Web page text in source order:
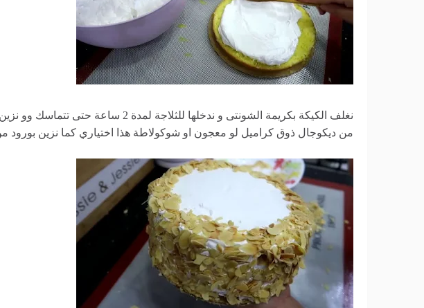
نغلف الكيكة بكريمة الشونتى و ندخلها
من ديكوجال ذوق كراميل لو معجون او شوكولاطة هذا اختياري كما نزين بورود